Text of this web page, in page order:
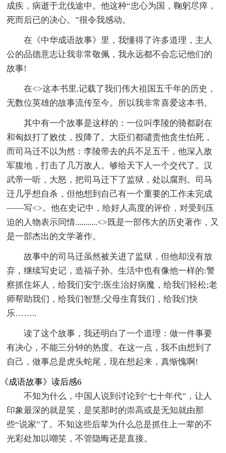
成疾，病逝于北伐途中。他这种“忠心为国，鞠躬尽瘁，
死而后已的决心。”很令我感动。
在《中华成语故事》里，我懂得了许多道理，主人
公的品德意志让我非常敬佩，我永远都不会忘记他们的
故事!
在<>这本书里,记载了我们伟大祖国五千年的历史，
无数位英雄的故事流传至今。所以我非常喜爱这本书。
其中有一个故事是这样的：一位叫李陵的骑都尉在
和匈奴打了败仗，投降了。大臣们都谴责他贪生怕死，
而司马迁不以为然：李陵带去的兵不足五千，他深入敌
军腹地，打击了几万敌人。够给天下人一个交代了。汉
武帝一听，大怒，把司马迁下了监狱，处以腐刑。司马
迁几乎想自杀，但他想到自己有一个重要的工作未完成
——写<>。他在史记中，给好人高度的评价，对受到压
迫的人物表示同情...........<>既是一部伟大的历史著作，又
是一部杰出的文学著作。
故事中的司马迁虽然被关进了监狱，但他却没有放
弃，继续写史记，造福子孙。生活中也有像他一样的:警
察抓住坏人，给我们安宁;医生治好病魔，给我们轻松;老
师帮助我们，给我们智慧;父母生育我们，给我们快
乐……..
读了这个故事，我还明白了一个道理：做一件事要
有决心，不能三分钟的热度。在这一点，我不由想到了
自己，做事总是虎头蛇尾，现在想起来，真惭愧啊!
《成语故事》读后感6
不知为什么，中国人说到讨论到“七十年代”，让人
印象最深的就是笑，是笑那时的崇高或是无知就由那
些“说家”了。不知这些后辈为什么总是抓住上一辈的不
光彩处加以嘲笑，不管隐晦还是直接。